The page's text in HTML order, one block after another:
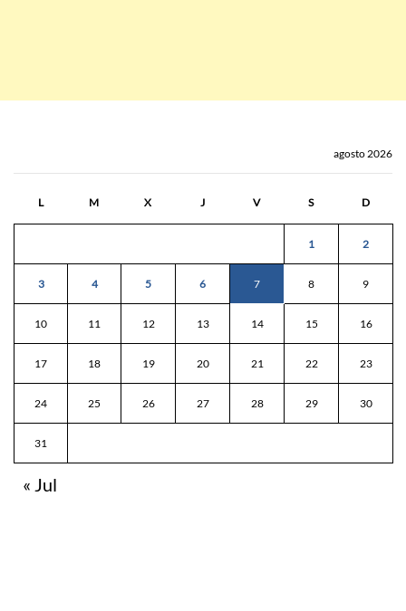
agosto 2026
L M X J V S D
1 2
3 4 5 6 7 8 9
10 11 12 13 14 15 16
17 18 19 20 21 22 23
24 25 26 27 28 29 30
31
« Jul